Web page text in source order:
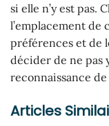
si elle n’y est pas.
l’emplacement
préférences et de
décider de ne pas
reconnaissance de
Articles